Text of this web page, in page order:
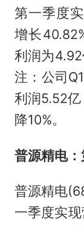
第一季度
增长
利润为
注：公司
利润5.52亿
降10%。
普源精电
普源精电
一季度实